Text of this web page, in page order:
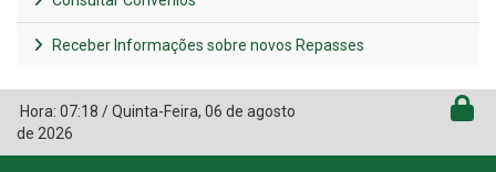
Receber Informações sobre novos Repasses
Hora: 07:18 /Quinta-Feira, 06 de agosto
de 2026